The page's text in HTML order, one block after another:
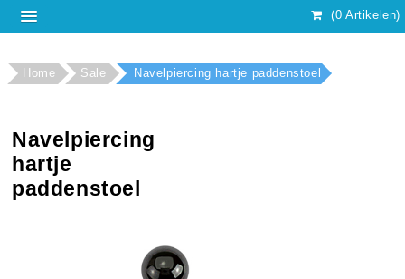
(0 Artikelen)
Home Sale Navelpiercing hartje paddenstoel
Navelpiercing
hartje
paddenstoel